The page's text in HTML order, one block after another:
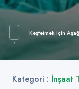
Keşfetmek için
Kategori : İnşaat